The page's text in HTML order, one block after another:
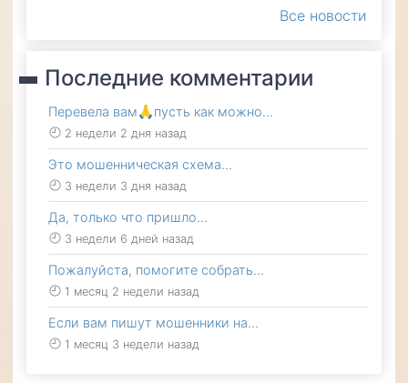
Все новости
Последние комментарии
Перевела вам🙏пусть как можно…
2 недели 2 дня назад
Это мошенническая схема…
3 недели 3 дня назад
Да, только что пришло…
3 недели 6 дней назад
Пожалуйста, помогите собрать…
1 месяц 2 недели назад
Если вам пишут мошенники на…
1 месяц 3 недели назад